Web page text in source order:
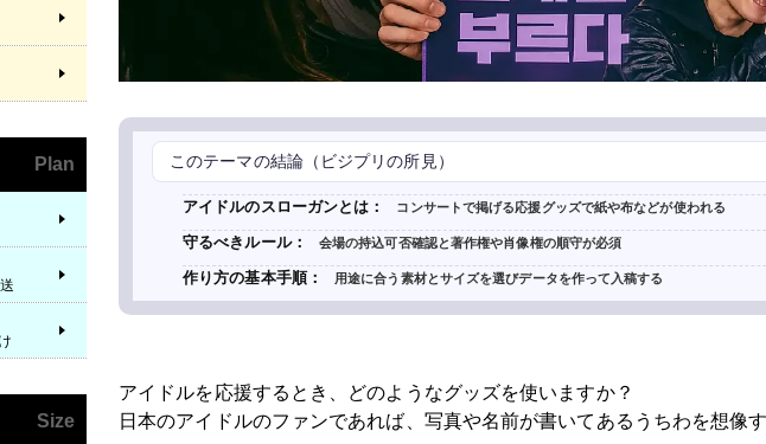
このテーマの結論（ビジプリの所見）
アイドルのスローガンとは： コンサートで掲げる応援グッズで紙や布などが使われる
守るべきルール： 会場の持込可否確認と著作権や肖像権の順守が必須
作り方の基本手順： 用途に合う素材とサイズを選びデータを作って入稿する
アイドルを応援するとき、どのようなグッズを使いますか？
日本のアイドルのファンであれば、写真や名前が書いてあるうちわを想像
Plan
Size